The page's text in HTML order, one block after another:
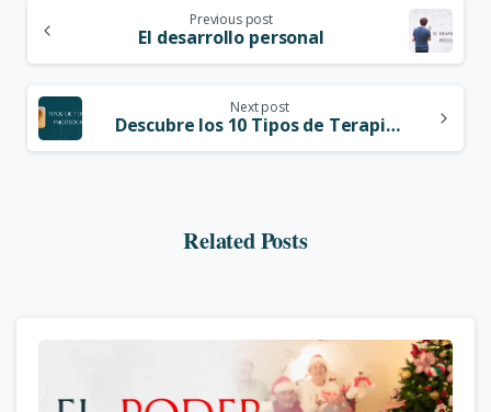
Previous post
El desarrollo personal
Next post
Descubre los 10 Tipos de Terapia Psicológica
Related Posts